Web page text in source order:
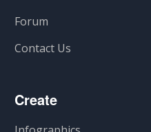
Forum
Contact Us
Create